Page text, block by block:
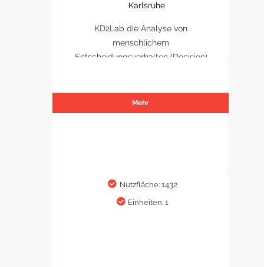
Karlsruhe
KD2Lab die Analyse von
menschlichem
Entscheidungsverhalten (Decision)
Mehr
Nutzfläche: 1432
Einheiten: 1